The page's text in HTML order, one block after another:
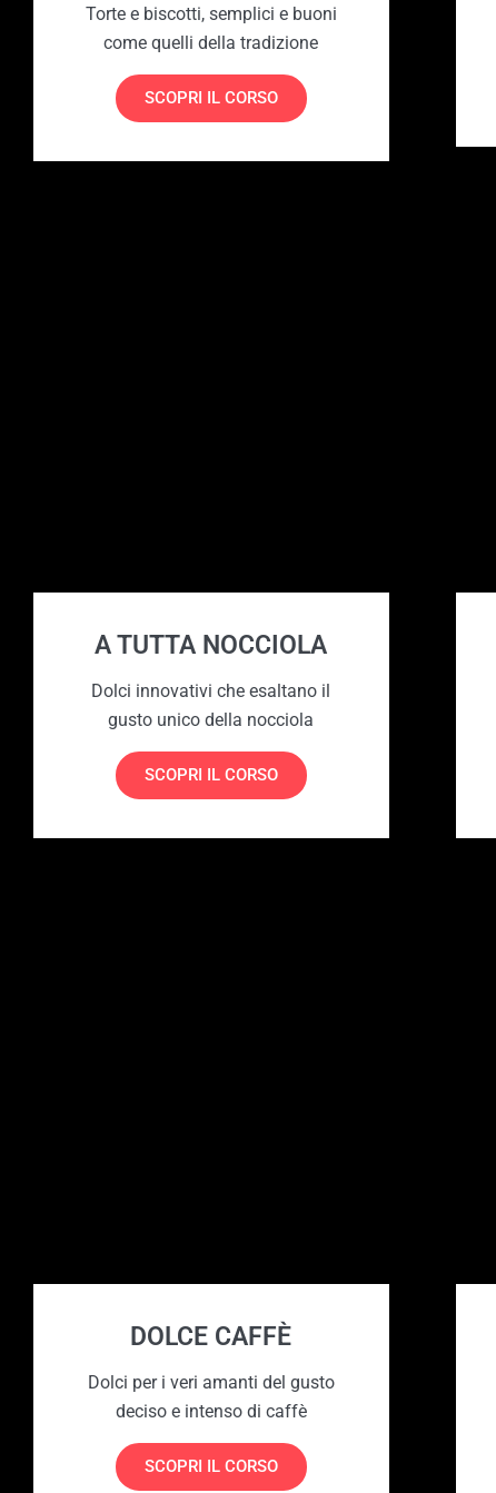
Torte e biscotti, semplici e buoni
come quelli della tradizione
SCOPRI IL CORSO
A TUTTA NOCCIOLA
Dolci innovativi che esaltano il
gusto unico della nocciola
SCOPRI IL CORSO
DOLCE CAFFÈ
Dolci per i veri amanti del gusto
deciso e intenso di caffè
SCOPRI IL CORSO